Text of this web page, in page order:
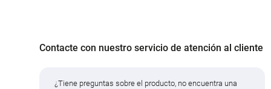
Contacte con nuestro servicio de atención al cliente
¿Tiene preguntas sobre el producto, no encuentra una